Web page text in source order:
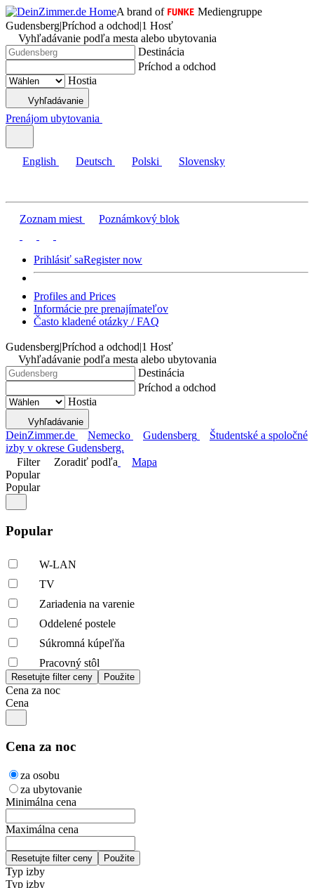
A brand of
Mediengruppe
Gudensberg|Príchod a odchod|1 Hosť
Vyhľadávanie podľa mesta alebo ubytovania
Destinácia
Príchod a odchod
Hostia
Vyhľadávanie
Prenájom ubytovania
English Deutsch Polski Slovensky
Zoznam miest Poznámkový blok
Prihlásiť saRegister now
Profiles and Prices
Informácie pre prenajímateľov
Často kladené otázky / FAQ
Gudensberg|Príchod a odchod|1 Hosť
Vyhľadávanie podľa mesta alebo ubytovania
Destinácia
Príchod a odchod
Hostia
Vyhľadávanie
DeinZimmer.de Nemecko Gudensberg
Študentské a spoločné
izby v okrese Gudensberg.
Filter
Zoradiť podľa
Mapa
Popular
Popular
Popular
W-LAN
TV
Zariadenia na varenie
Oddelené postele
Súkromná kúpeľňa
Pracovný stôl
Cena za noc
Cena
Cena za noc
za osobu
za ubytovanie
Minimálna cena
Maximálna cena
Typ izby
Typ izby